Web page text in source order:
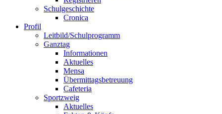
Schulgeschichte
Cronica
Profil
Leitbild/Schulprogramm
Ganztag
Informationen
Aktuelles
Mensa
Übermittagsbetreuung
Cafeteria
Sportzweig
Aktuelles